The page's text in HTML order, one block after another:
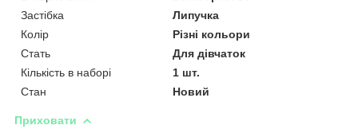
Застібка
Липучка
Колір
Різні кольори
Стать
Для дівчаток
Кількість в наборі
1 шт.
Стан
Новий
Приховати